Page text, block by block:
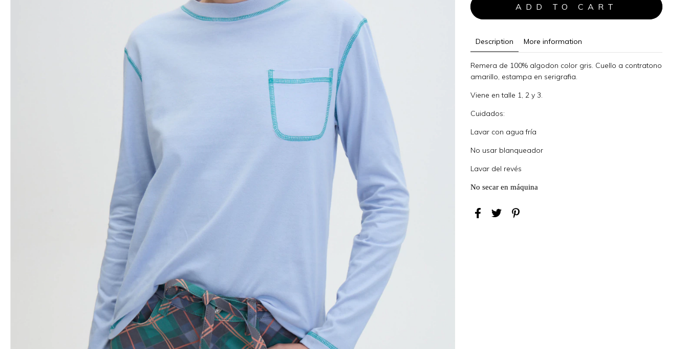
Description More information
Remera de 100% algodon color gris. Cuello a contratono
amarillo, estampa en serigrafia.
Viene en talle 1, 2 y 3.
Cuidados:
Lavar con agua fría
No usar blanqueador
Lavar del revés
No secar en máquina